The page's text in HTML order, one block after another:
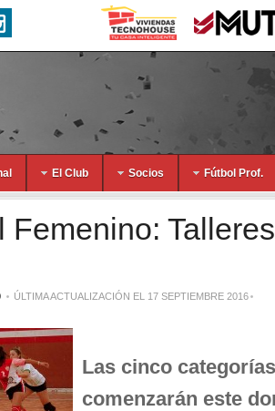
El Club Socios Fútbol Prof.
Femenino:
ÚLTIMA ACTUALIZACIÓN EL 17 SEPTIEMBRE 2016
Las cinco
comenzarán este